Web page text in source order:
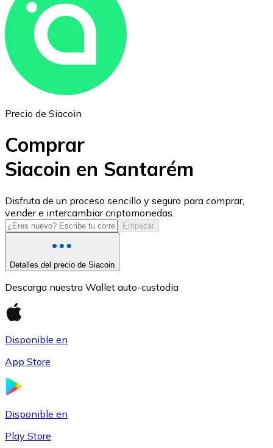
Ethereum
ETH
USD Coin
USDC
Precio de Siacoin
Comprar
Siacoin en Santarém
Disfruta de un proceso sencillo y seguro para comprar,
vender e intercambiar criptomonedas.
Empezar
Detalles del precio de Siacoin
Descarga nuestra Wallet auto-custodia
Disponible en
App Store
Disponible en
Play Store